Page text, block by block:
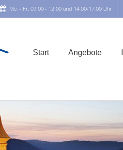
Mo. - Fr. 09.00 - 12.00 und 14.00-17.00 Uhr
Start Angebote